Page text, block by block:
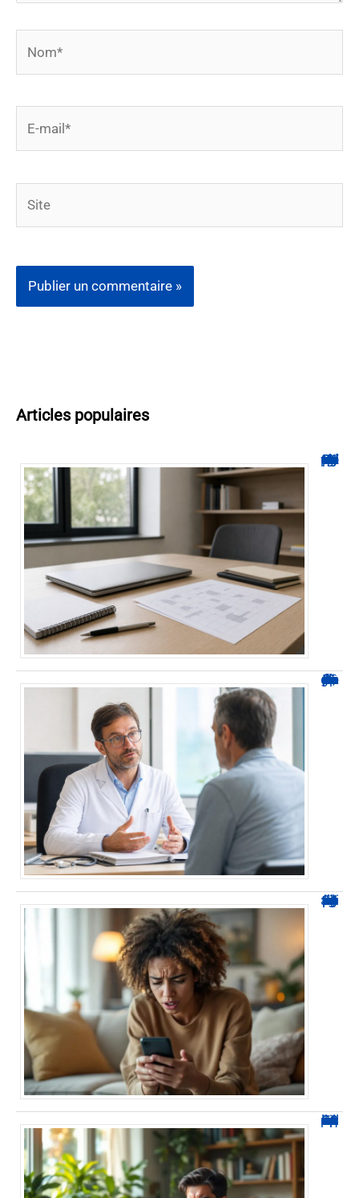
Articles populaires
Hyperplanning INSA CVL : comment suivre votre planning ?
Durée d’arrêt après un stent : des repères, pas une règle fixe
0424 démarchage : reconnaître l’appel et agir sans se tromper
0270 spam : reconnaître ces appels et les bloquer sans erreur